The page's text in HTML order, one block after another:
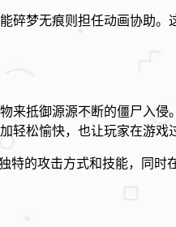
梦无痕则担任动画协助
来抵御源源不断的僵尸入
松愉快，也让玩家在游戏
的攻击方式和技能，同